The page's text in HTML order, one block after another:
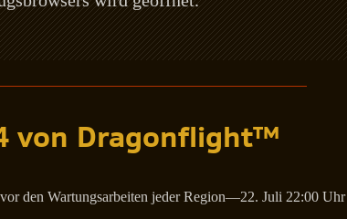
von Dragonflight™
den Wartungsarbeiten jeder Region—22. Juli 22:00